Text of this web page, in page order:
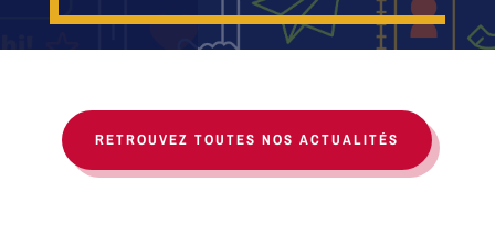
RETROUVEZ TOUTES NOS ACTUALITÉS